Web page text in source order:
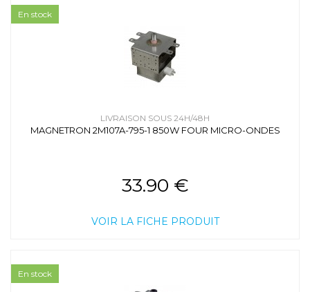
LIVRAISON SOUS 24H/48H
MAGNETRON 2M107A-795-1 850W FOUR MICRO-ONDES
33.90 €
VOIR LA FICHE PRODUIT
En stock
En stock